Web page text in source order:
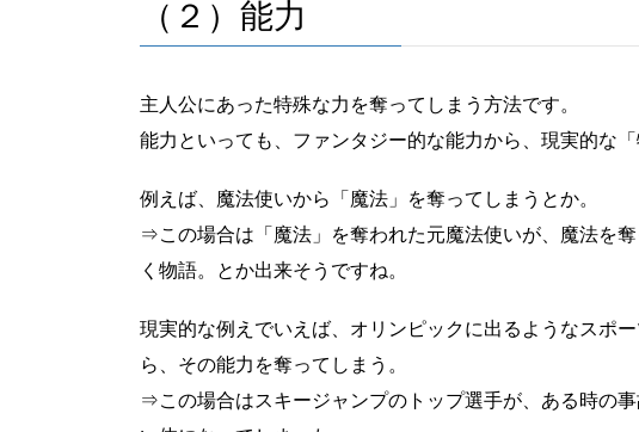
（２）能力
主人公にあった特殊な力を奪ってしまう方法です。
能力といっても、ファンタジー的な能力から、現実的な「
例えば、魔法使いから「魔法」を奪ってしまうとか。
⇒この場合は「魔法」を奪われた元魔法使いが、魔法を
く物語。とか出来そうですね。
現実的な例えでいえば、オリンピックに出るようなスポ
ら、その能力を奪ってしまう。
⇒この場合はスキージャンプのトップ選手が、ある時の